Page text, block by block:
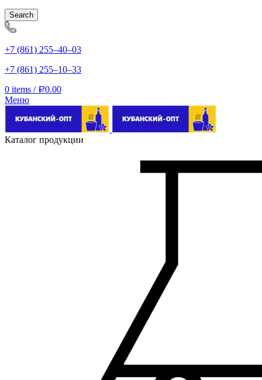
Search
+7 (861) 255‒40‒03
+7 (861) 255‒10‒33
0 items / Р0.00
Меню
Каталог продукции